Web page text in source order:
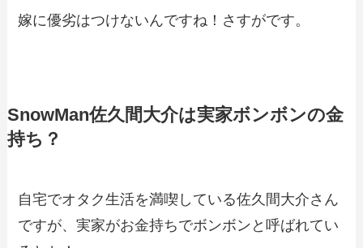
嫁に優劣はつけないんですね！さすがです。
SnowMan佐久間大介は実家ボンボンの金
持ち？
自宅でオタク生活を満喫している佐久間大介さん
ですが、実家がお金持ちでボンボンと呼ばれてい